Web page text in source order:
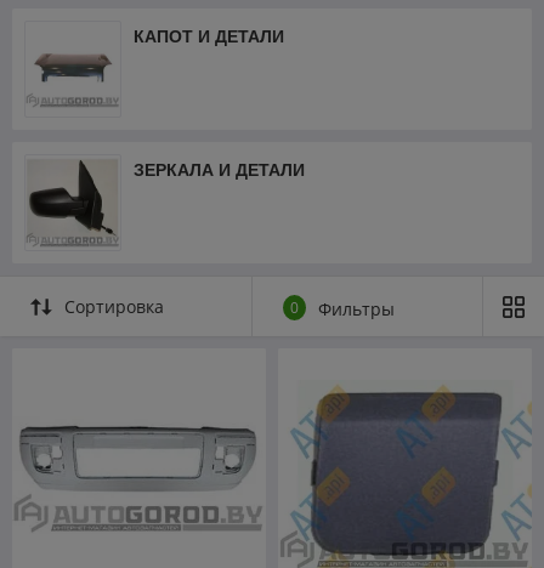
КАПОТ И ДЕТАЛИ
ЗЕРКАЛА И ДЕТАЛИ
Сортировка 0 Фильтры